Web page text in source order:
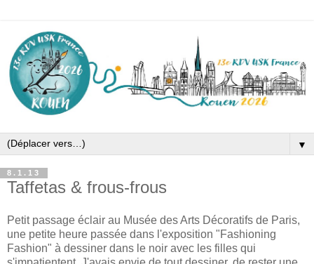
▼
8.1.13
Taffetas & frous-frous
Petit passage éclair au Musée des Arts Décoratifs de Paris,
une petite heure passée dans l'exposition "Fashioning
Fashion" à dessiner dans le noir avec les filles qui